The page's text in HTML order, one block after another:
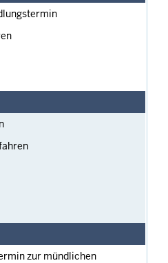
zur mündlichen